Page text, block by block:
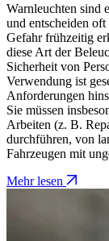
Warnleuchten sind
und entscheiden
Gefahr frühzeitig
diese Art der
Sicherheit von
Verwendung ist
Anforderungen
Sie müssen
Arbeiten (z. B.
durchführen, von
Fahrzeugen mit
Mehr lesen